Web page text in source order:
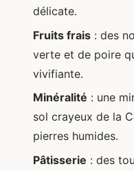
délicate.
Fruits frais : des
verte et de poire
vivifiante.
Minéralité : une
sol crayeux de la
pierres humides.
Pâtisserie : des